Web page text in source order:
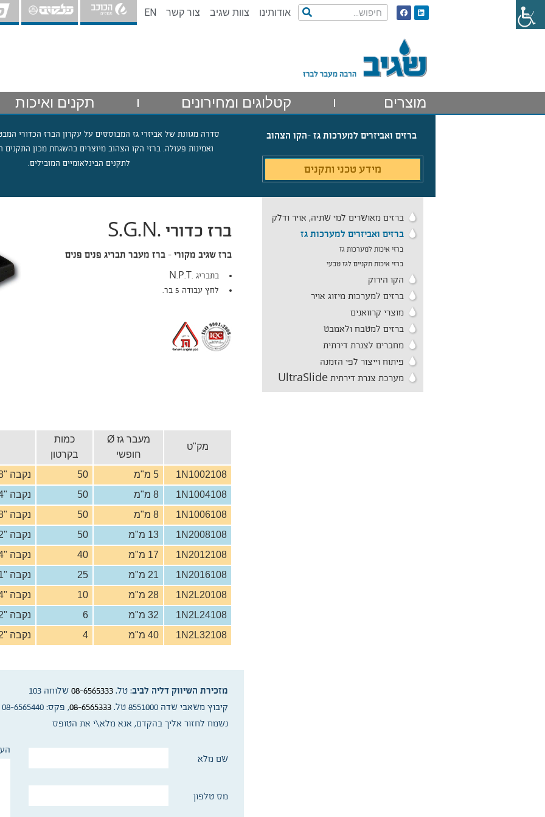
אודותינו צוות שגיב צור קשר EN
מוצרים קטלוגים ומחירונים תקנים ואיכות
ברזים ואביזרים למערכות גז-הקו הצהוב
מידע טכני ותקנים
סדרה מגוונת של אביזרי גז המבוססים על עקרון הברז הכדורי
ואמינות פעולה. ברזי הקו הצהוב מיוצרים בהשגחת מכון התקנים
לתקנים הבינלאומיים המובילים.
ברזים מאושרים למי שתיה, אויר ודלק
ברזים ואביזרים למערכות גז
ברזי איכות למערכות גז
ברזי איכות תקניים לגז טבעי
הקו הירוק
ברזים למערכות מיזוג אויר
מוצרי קרוואנים
ברזים למטבח ולאמבט
מחברים לצנרת דירתית
פיתוח וייצור לפי הזמנה
מערכת צנרת דירתית UltraSlide
ברז כדורי .S.G.N
ברז שגיב מקורי – ברז מעבר תבריג פנים פנים
בתבריג .N.P.T
לחץ עבודה 5 בר.
מק"ט
מעבר גז Ø
חופשי
כמות
בקרטון
1N1002108
5 מ"מ 50
נקבה "1/8 – נקבה "1/8
1N1004108
8 מ"מ 50
נקבה "1/4 – נקבה "1/4
1N1006108
8 מ"מ 50
נקבה "3/8 – נקבה "3/8
1N2008108
13 מ"מ 50
נקבה "1/2 – נקבה "1/2
1N2012108
17 מ"מ 40
נקבה "3/4 – נקבה "3/4
1N2016108
21 מ"מ 25
נקבה "1 – נקבה "1
1N2L20108
28 מ"מ 10
נקבה "1.1/4 – נקבה "1.1/4
1N2L24108
32 מ"מ 6
נקבה "1.1/2 – נקבה "1.1/2
1N2L32108
40 מ"מ 4 נקבה "2 – נקבה "2
מזכירת השיווק דליה לביב: טל. 08-6565333שלוחה 103
קיבוץ משאבי שדה 8551000 טל.
08-6565333, פקס: 08-6565440
נשמח לחזור אליך בהקדם, אנא מלא\י את הטופס
שם מלא
מס טלפון